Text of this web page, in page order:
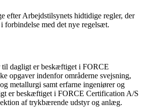
efter Arbejdstilsynets hidtidige regler, der
forbindelse med det nye regelsæt.
til dagligt er beskæftiget i FORCE
opgaver indenfor områderne svejsning,
metallurgi samt erfarne ingeniører og
er beskæftiget i FORCE Certification A/S
af trykbærende udstyr og anlæg.